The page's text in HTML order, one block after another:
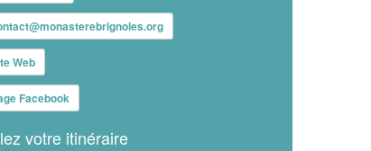
Web
Facebook
votre itinéraire